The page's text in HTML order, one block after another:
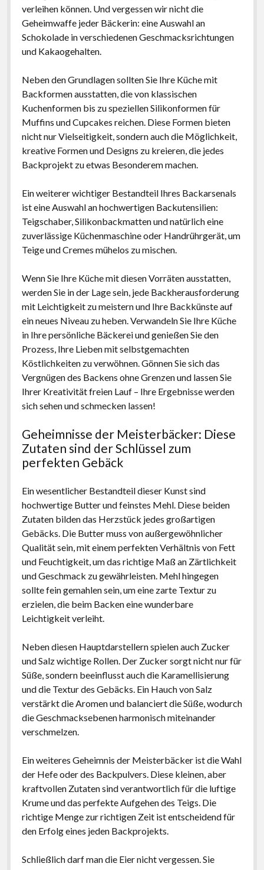
verleihen können. Und vergessen wir nicht die
Geheimwaffe jeder Bäckerin: eine Auswahl an
Schokolade in verschiedenen Geschmacksrichtungen
und Kakaogehalten.
Neben den Grundlagen sollten Sie Ihre Küche mit
Backformen ausstatten, die von klassischen
Kuchenformen bis zu speziellen Silikonformen für
Muffins und Cupcakes reichen. Diese Formen bieten
nicht nur Vielseitigkeit, sondern auch die Möglichkeit,
kreative Formen und Designs zu kreieren, die jedes
Backprojekt zu etwas Besonderem machen.
Ein weiterer wichtiger Bestandteil Ihres Backarsenals
ist eine Auswahl an hochwertigen Backutensilien:
Teigschaber, Silikonbackmatten und natürlich eine
zuverlässige Küchenmaschine oder Handrührgerät, um
Teige und Cremes mühelos zu mischen.
Wenn Sie Ihre Küche mit diesen Vorräten ausstatten,
werden Sie in der Lage sein, jede Backherausforderung
mit Leichtigkeit zu meistern und Ihre Backkünste auf
ein neues Niveau zu heben. Verwandeln Sie Ihre Küche
in Ihre persönliche Bäckerei und genießen Sie den
Prozess, Ihre Lieben mit selbstgemachten
Köstlichkeiten zu verwöhnen. Gönnen Sie sich das
Vergnügen des Backens ohne Grenzen und lassen Sie
Ihrer Kreativität freien Lauf – Ihre Ergebnisse werden
sich sehen und schmecken lassen!
Geheimnisse der Meisterbäcker: Diese
Zutaten sind der Schlüssel zum
perfekten Gebäck
Ein wesentlicher Bestandteil dieser Kunst sind
hochwertige Butter und feinstes Mehl. Diese beiden
Zutaten bilden das Herzstück jedes großartigen
Gebäcks. Die Butter muss von außergewöhnlicher
Qualität sein, mit einem perfekten Verhältnis von Fett
und Feuchtigkeit, um das richtige Maß an Zärtlichkeit
und Geschmack zu gewährleisten. Mehl hingegen
sollte fein gemahlen sein, um eine zarte Textur zu
erzielen, die beim Backen eine wunderbare
Leichtigkeit verleiht.
Neben diesen Hauptdarstellern spielen auch Zucker
und Salz wichtige Rollen. Der Zucker sorgt nicht nur für
Süße, sondern beeinflusst auch die Karamellisierung
und die Textur des Gebäcks. Ein Hauch von Salz
verstärkt die Aromen und balanciert die Süße, wodurch
die Geschmacksebenen harmonisch miteinander
verschmelzen.
Ein weiteres Geheimnis der Meisterbäcker ist die Wahl
der Hefe oder des Backpulvers. Diese kleinen, aber
kraftvollen Zutaten sind verantwortlich für die luftige
Krume und das perfekte Aufgehen des Teigs. Die
richtige Menge zur richtigen Zeit ist entscheidend für
den Erfolg eines jeden Backprojekts.
Schließlich darf man die Eier nicht vergessen. Sie